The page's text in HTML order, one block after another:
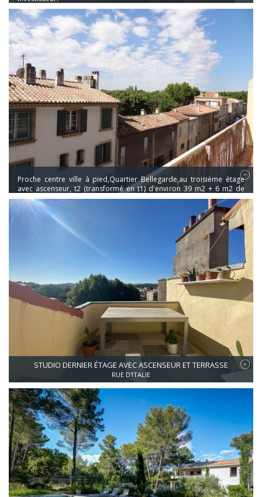
Proche centre ville à pied,Quartier Bellegarde,au troisième étage
avec ascenseur, t2 (transformé en t1) d'environ 39 m2 + 6 m2 de
balcon.Exposé Sud,il se compose d'une entrée donnant sur un
cuisine séparée,un séjour d'environ 20m2 (avec placards),une salle
d'eau et wc séparé.une cave.Appartement loué 706€ cc ( 631€ hc+75
de charges)échéance du bail octobre 2023.
STUDIO DERNIER ÉTAGE AVEC ASCENSEUR ET TERRASSE
RUE D'ITALIE
Très rare,Centre ville ,sous les toits ,au 3ieme et dernier étage avec
ascenseur,charmant studio de 28m2 (22m2 carrez)avec
terrasse(7m2) au calme plein sud et vue dégagée.Appartement
rénové en 2019 ,équipée d'une vraie cuisine ( plaque,four,lave
vaisselle),climatisé,volets roulants et double vitrage, idéal comme
pied à terre ou investissement locatif.